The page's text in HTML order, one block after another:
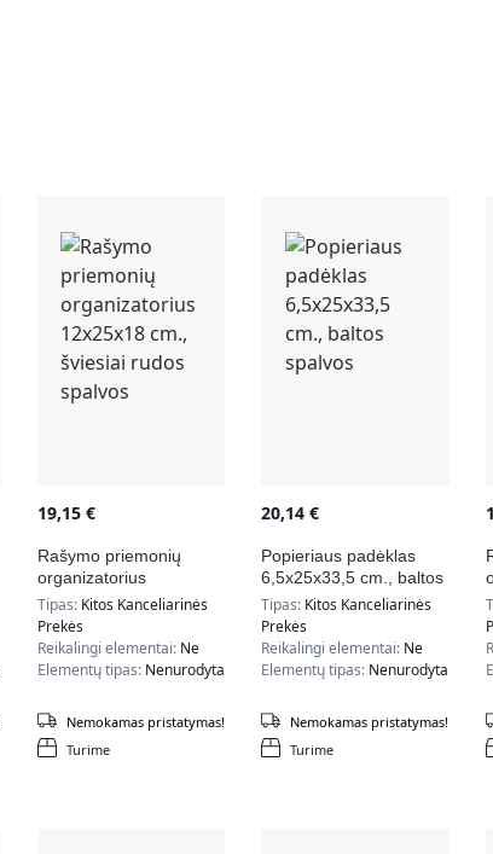
19,15 €
Rašymo priemonių
organizatorius
12x25x18 cm., šviesiai
rudos spalvos
Tipas: Kitos Kanceliarinės
Prekės
Reikalingi elementai: Ne
Elementų tipas: Nenurodyta
Turime
Nemokamas pristatymas!
20,14€
Popieriaus padėklas
6,5x25x33,5 cm., baltos
spalvos
Tipas: Kitos Kanceliarinės
Prekės
Reikalingi elementai: Ne
Elementų tipas: Nenurodyta
Turime
Nemokamas pristatymas!